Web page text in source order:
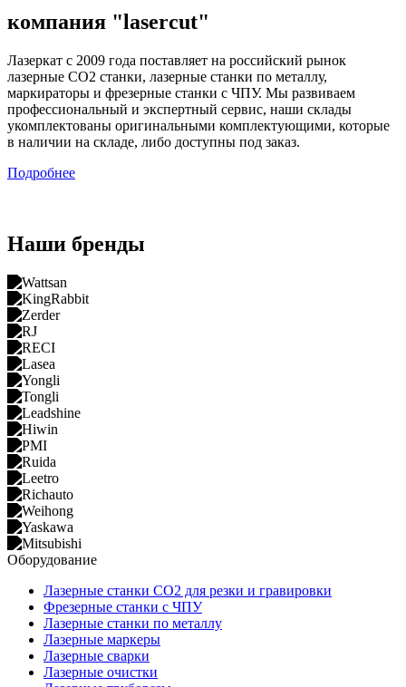
компания "laserсut"
Лазеркат с 2009 года поставляет на российский рынок
лазерные СО2 станки, лазерные станки по металлу,
маркираторы и фрезерные станки с ЧПУ. Мы развиваем
профессиональный и экспертный сервис, наши склады
укомплектованы оригинальными комплектующими, которые
в наличии на складе, либо доступны под заказ.
Подробнее
Наши бренды
Оборудование
Лазерные станки CO2 для резки и гравировки
Фрезерные станки с ЧПУ
Лазерные станки по металлу
Лазерные маркеры
Лазерные сварки
Лазерные очистки